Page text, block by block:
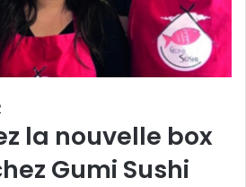
la nouvelle box
Gumi Sushi